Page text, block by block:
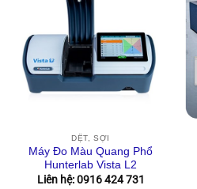
DỆT, SỢI
Máy Đo Màu Quang Phổ
Hunterlab Vista L2
Liên hệ: 0916 424 731